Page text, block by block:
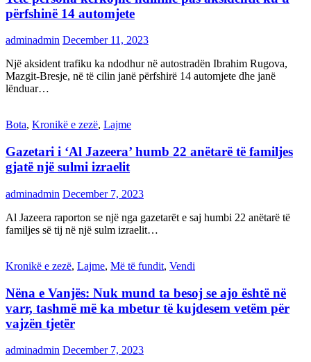
përfshinë 14 automjete
adminadmin December 11, 2023
Një aksident trafiku ka ndodhur në autostradën Ibrahim Rugova,
Mazgit-Bresje, në të cilin janë përfshirë 14 automjete dhe janë
lënduar…
Bota, Kronikë e zezë, Lajme
Gazetari i ‘Al Jazeera’ humb 22 anëtarë të familjes
gjatë një sulmi izraelit
adminadmin December 7, 2023
Al Jazeera raporton se një nga gazetarët e saj humbi 22 anëtarë të
familjes së tij në një sulm izraelit…
Kronikë e zezë, Lajme, Më të fundit, Vendi
Nëna e Vanjës: Nuk mund ta besoj se ajo është në
varr, tashmë më ka mbetur të kujdesem vetëm për
vajzën tjetër
adminadmin December 7, 2023